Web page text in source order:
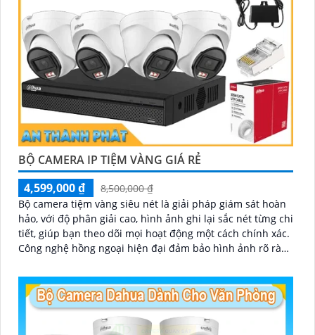
BỘ CAMERA IP TIỆM VÀNG GIÁ RẺ
4,599,000 ₫
8,500,000 ₫
Bộ camera tiệm vàng siêu nét là giải pháp giám sát hoàn
hảo, với độ phân giải cao, hình ảnh ghi lại sắc nét từng chi
tiết, giúp bạn theo dõi mọi hoạt động một cách chính xác.
Công nghệ hồng ngoại hiện đại đảm bảo hình ảnh rõ ràng